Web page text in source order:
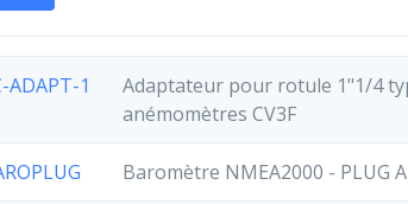
ADAPT-1
Adaptateur pour rotule 1"1/4
anémomètres CV3F
Baromètre NMEA2000 - PLUG